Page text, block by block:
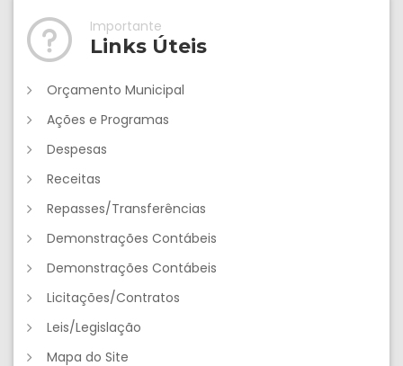
Importante
Links Úteis
Orçamento Municipal
Ações e Programas
Despesas
Receitas
Repasses/Transferências
Demonstrações Contábeis
Demonstrações Contábeis
Licitações/Contratos
Leis/Legislação
Mapa do Site